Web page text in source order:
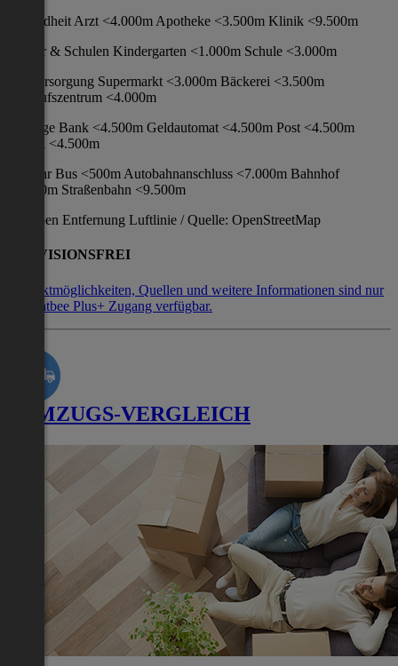
Gesundheit Arzt <4.000m Apotheke <3.500m Klinik <9.500m
Kinder & Schulen Kindergarten <1.000m Schule <3.000m
Nahversorgung Supermarkt <3.000m Bäckerei <3.500m
Einkaufszentrum <4.000m
Sonstige Bank <4.500m Geldautomat <4.500m Post <4.500m
Polizei <4.500m
Verkehr Bus <500m Autobahnanschluss <7.000m Bahnhof
<4.000m Straßenbahn <9.500m
Angaben Entfernung Luftlinie / Quelle: OpenStreetMap
PROVISIONSFREI
Kontaktmöglichkeiten, Quellen und weitere Informationen sind nur
mit Flatbee Plus+ Zugang verfügbar.
UMZUGS-VERGLEICH